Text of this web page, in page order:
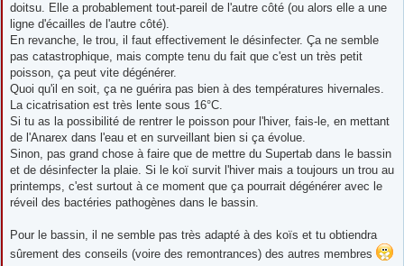
a
g
e
doitsu. Elle a probablement tout-pareil de l'autre côté (ou alors elle a une
ligne d'écailles de l'autre côté).
En revanche, le trou, il faut effectivement le désinfecter. Ça ne semble
pas catastrophique, mais compte tenu du fait que c'est un très petit
poisson, ça peut vite dégénérer.
Quoi qu'il en soit, ça ne guérira pas bien à des températures hivernales.
La cicatrisation est très lente sous 16°C.
Si tu as la possibilité de rentrer le poisson pour l'hiver, fais-le, en mettant
de l'Anarex dans l'eau et en surveillant bien si ça évolue.
Sinon, pas grand chose à faire que de mettre du Supertab dans le bassin
et de désinfecter la plaie. Si le koï survit l'hiver mais a toujours un trou au
printemps, c'est surtout à ce moment que ça pourrait dégénérer avec le
réveil des bactéries pathogènes dans le bassin.
Pour le bassin, il ne semble pas très adapté à des koïs et tu obtiendra
sûrement des conseils (voire des remontrances) des autres membres